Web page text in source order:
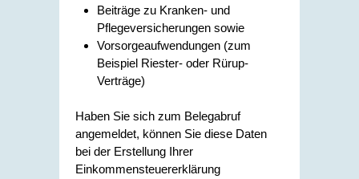
Beiträge zu Kranken- und
Pflegeversicherungen sowie
Vorsorgeaufwendungen (zum
Beispiel Riester- oder Rürup-
Verträge)
Haben Sie sich zum Belegabruf
angemeldet, können Sie diese Daten
bei der Erstellung Ihrer
Einkommensteuererklärung